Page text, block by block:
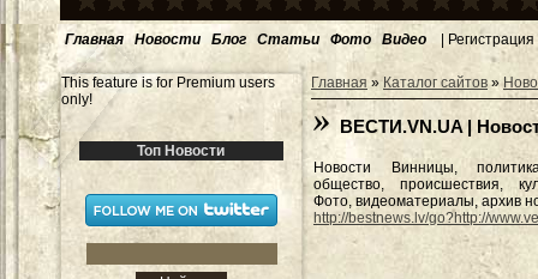
Главная Новости Блог Статьи Фото Видео | Регистрация
This feature is for Premium users
only!
Топ Новости
Главная » Каталог сайтов »
ВЕСТИ.VN.UA |
Новости Винницы,
общество, происшествия,
Фото, видеоматериалы, архив
http://bestnews.lv/go?http://